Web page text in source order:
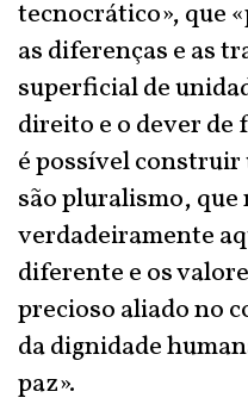
tecnocrático», que
as diferenças e as
superficial de
direito e o dever de
é possível construir
são pluralismo, que
verdadeiramente
diferente e os
precioso aliado no
da dignidade
paz».